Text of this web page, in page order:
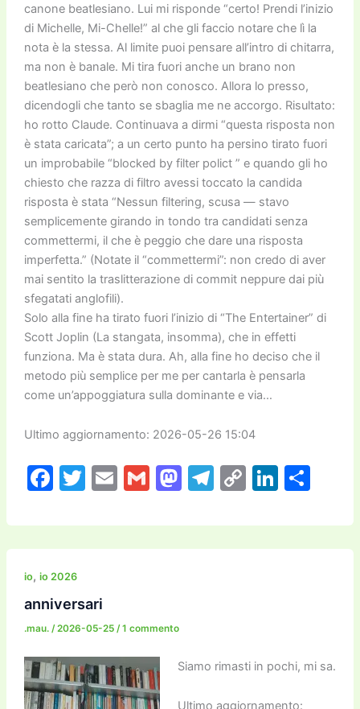
canone beatlesiano. Lui mi risponde “certo! Prendi l’inizio
di Michelle, Mi-Chelle!” al che gli faccio notare che lì la
nota è la stessa. Al limite puoi pensare all’intro di chitarra,
ma non è banale. Mi tira fuori anche un brano non
beatlesiano che però non conosco. Allora lo presso,
dicendogli che tanto se sbaglia me ne accorgo. Risultato:
ho rotto Claude. Continuava a dirmi “questa risposta non
è stata caricata”; a un certo punto ha persino tirato fuori
un improbabile “blocked by filter polict ” e quando gli ho
chiesto che razza di filtro avessi toccato la candida
risposta è stata “Nessun filtering, scusa — stavo
semplicemente girando in tondo tra candidati senza
commettermi, il che è peggio che dare una risposta
imperfetta.” (Notate il “commettermi”: non credo di aver
mai sentito la traslitterazione di commit neppure dai più
sfegatati anglofili).
Solo alla fine ha tirato fuori l’inizio di “The Entertainer” di
Scott Joplin (La stangata, insomma), che in effetti
funziona. Ma è stata dura. Ah, alla fine ho deciso che il
metodo più semplice per me per cantarla è pensarla
come un’appoggiatura sulla dominante e via…
Ultimo aggiornamento: 2026-05-26 15:04
F
c
e
b
o
o
k
T
itt
er
E
ai
l
G
ai
l
M
st
o
T
e
gr
C
p
y
Li
k
e
C
n
di
io, io 2026
anniversari
.mau. /2026-05-25 /1 commento
Siamo rimasti in pochi, mi sa.
Ultimo aggiornamento: